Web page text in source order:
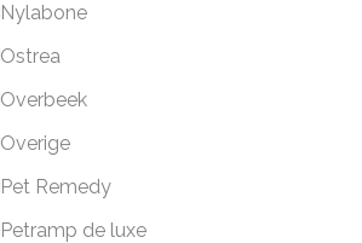
Nylabone
Ostrea
Overbeek
Overige
Pet Remedy
Petramp de luxe